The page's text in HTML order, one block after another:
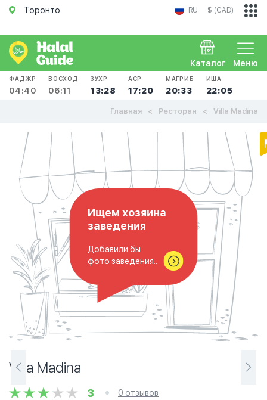
Торонто RU $ (CAD)
Меню
Каталог
ФАДЖР
04:40
ВОСХОД
06:11
ЗУХР
13:28
АСР
17:20
МАГРИБ
20:33
ИША
22:05
Главная Ресторан Villa Madina
Ищем хозяина
заведения
Добавили бы
фото заведения..
Villa Madina
3 0 отзывов